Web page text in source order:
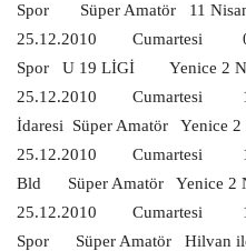
Spor
Süper Amatör
11
25.12.2010
Cumartesi
Spor
U 19 LİGİ
Yenice 2
25.12.2010
Cumartesi
İdaresi
Süper Amatör
Yenice 2
25.12.2010
Cumartesi
Bld
Süper Amatör
Yenice 2
25.12.2010
Cumartesi
Spor
Süper Amatör
Hilvan